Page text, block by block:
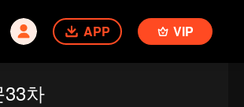
APP VIP
차